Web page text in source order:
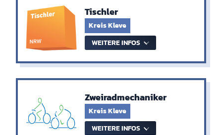
Tischler
Kreis Kleve
WEITERE INFOS
Zweiradmechaniker
Kreis Kleve
WEITERE INFOS